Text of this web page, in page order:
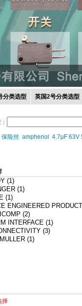
分类选型 英国2号分类选型
保险丝 amphenol 4.7μF 63V
择